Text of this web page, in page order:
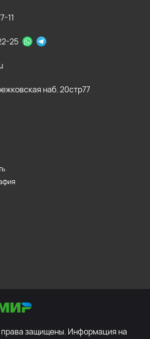
11
25
наб. 20стр77
защищены. Информация на